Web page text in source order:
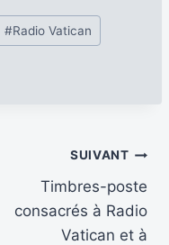
#Radio Vatican
SUIVANT
Timbres-poste
consacrés à Radio
Vatican et à